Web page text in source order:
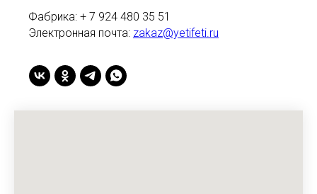
Фабрика: + 7 924 480 35 51
Электронная почта: zakaz@yetifeti.ru